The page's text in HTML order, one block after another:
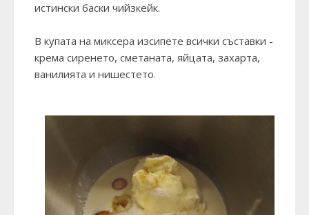
истински баски чийзкейк.
В купата на миксера изсипете всички съставки -
крема сиренето, сметаната, яйцата, захарта,
ванилията и нишестето.